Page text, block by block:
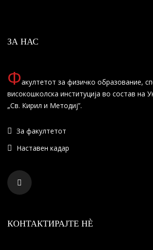
ЗА НАС
Факултетот за физичко образование,
високошколска институција во состав на
„Св. Кирил и Методиј”.
За факултетот
Наставен кадар
КОНТАКТИРАЈТЕ НÈ